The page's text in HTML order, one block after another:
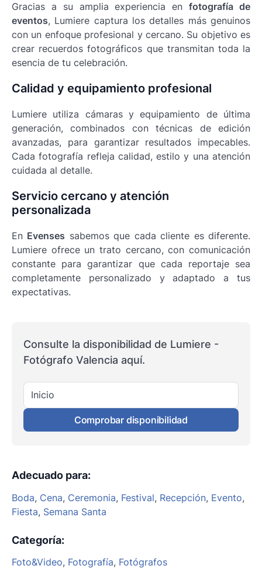
Gracias a su amplia experiencia enfotografía de
eventos, Lumiere captura los detalles más genuinos
con un enfoque profesional y cercano. Su objetivo es
crear recuerdos fotográficos que transmitan toda la
esencia de tu celebración.
Calidad y equipamiento profesional
Lumiere utiliza cámaras y equipamiento de última
generación, combinados con técnicas de edición
avanzadas, para garantizar resultados impecables.
Cada fotografía refleja calidad, estilo y una atención
cuidada al detalle.
Servicio cercano y atención
personalizada
En Evenses sabemos que cada cliente es diferente.
Lumiere ofrece un trato cercano, con comunicación
constante para garantizar que cada reportaje sea
completamente personalizado y adaptado a tus
expectativas.
Consulte la disponibilidad de Lumiere -
Fotógrafo Valencia aquí.
Inicio
Comprobar disponibilidad
Adecuado para:
Boda, Cena, Ceremonia, Festival, Recepción, Evento,
Fiesta, Semana Santa
Categoría:
Foto&Video, Fotografía, Fotógrafos